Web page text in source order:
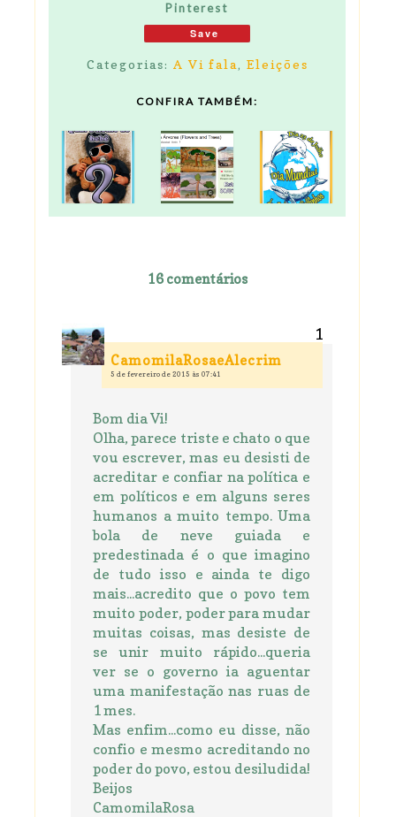
Pinterest
Save
Categorias: A Vi fala, Eleições
CONFIRA TAMBÉM:
16 comentários
CamomilaRosaeAlecrim
5 de fevereiro de 2015 às 07:41
Bom dia Vi!
Olha, parece triste e chato o que
vou escrever, mas eu desisti de
acreditar e confiar na política e
em políticos e em alguns seres
humanos a muito tempo. Uma
bola de neve guiada e
predestinada é o que imagino
de tudo isso e ainda te digo
mais...acredito que o povo tem
muito poder, poder para mudar
muitas coisas, mas desiste de
se unir muito rápido...queria
ver se o governo ia aguentar
uma manifestação nas ruas de
1 mes.
Mas enfim...como eu disse, não
confio e mesmo acreditando no
poder do povo, estou desiludida!
Beijos
CamomilaRosa